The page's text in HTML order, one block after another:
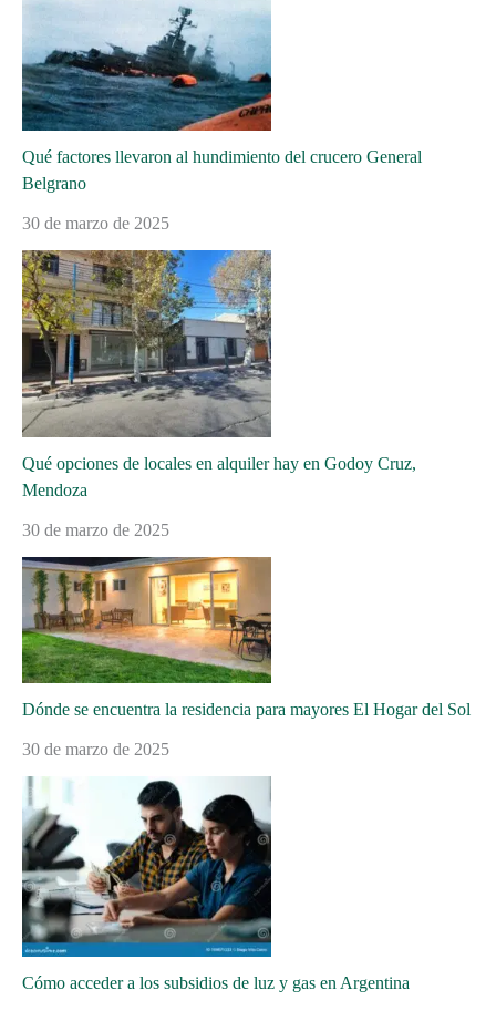
Qué factores llevaron al hundimiento del crucero General
Belgrano
30 de marzo de 2025
Qué opciones de locales en alquiler hay en Godoy Cruz,
Mendoza
30 de marzo de 2025
Dónde se encuentra la residencia para mayores El Hogar del Sol
30 de marzo de 2025
Cómo acceder a los subsidios de luz y gas en Argentina